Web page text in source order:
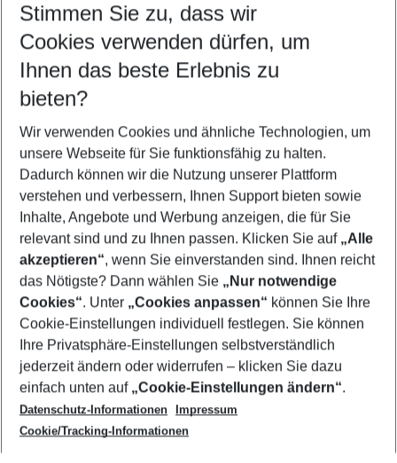
Abflughafen wählen
Beliebiger Abflughafen
Reisezeitraum wählen
08.08.26– 06.08.27 5-8 Nächte
2 Erwachsene Keine Kinder
Mehr Filter anzeigen
Footer
Footer navigation
Über uns
AGB
Cookie-Einstellungen ändern
Cookie-Richtlinie
Datenschutz
Service & Hilfe
Barrierefreies Reisen
Check-in
Folgen Sie uns
Stimmen Sie zu, dass wir
Cookies verwenden dürfen, um
Ihnen das beste Erlebnis zu
bieten?
Wir verwenden Cookies und ähnliche Technologien, um
unsere Webseite für Sie funktionsfähig zu halten.
Dadurch können wir die Nutzung unserer Plattform
verstehen und verbessern, Ihnen Support bieten sowie
Inhalte, Angebote und Werbung anzeigen, die für Sie
relevant sind und zu Ihnen passen. Klicken Sie auf „Alle
akzeptieren“, wenn Sie einverstanden sind. Ihnen reicht
das Nötigste? Dann wählen Sie „Nur notwendige
Cookies“. Unter „Cookies anpassen“ können Sie Ihre
Cookie-Einstellungen individuell festlegen. Sie können
Ihre Privatsphäre-Einstellungen selbstverständlich
jederzeit ändern oder widerrufen – klicken Sie dazu
einfach unten auf „Cookie-Einstellungen ändern“.
Datenschutz-Informationen
Impressum
Cookie/Tracking-Informationen